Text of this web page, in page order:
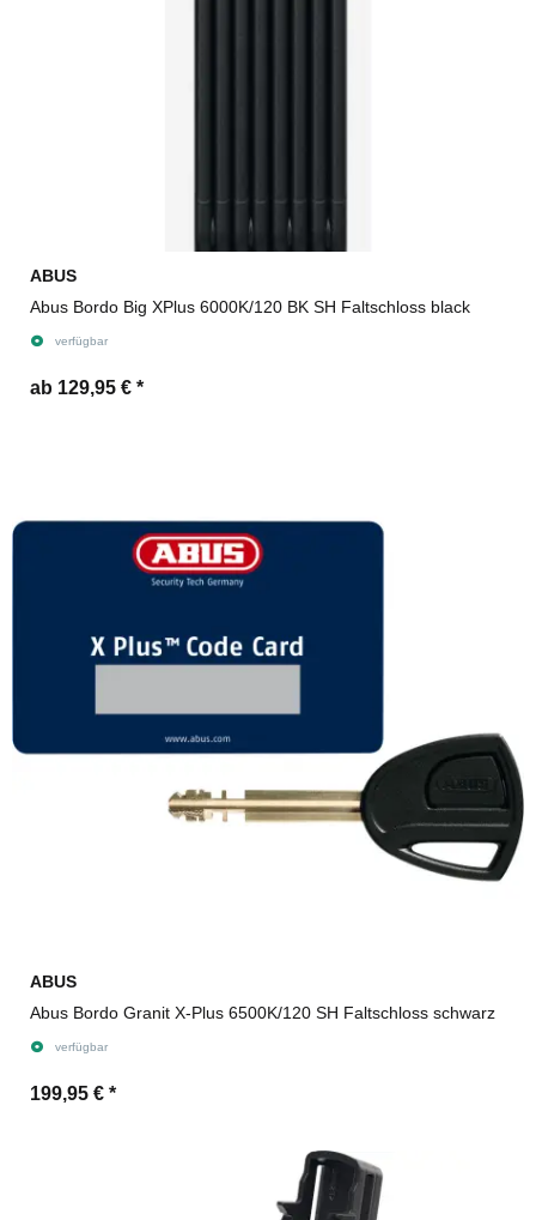
ABUS
Abus Bordo Big XPlus 6000K/120 BK SH Faltschloss black
verfügbar
ab 129,95 € *
ABUS
Abus Bordo Granit X-Plus 6500K/120 SH Faltschloss schwarz
verfügbar
199,95 € *